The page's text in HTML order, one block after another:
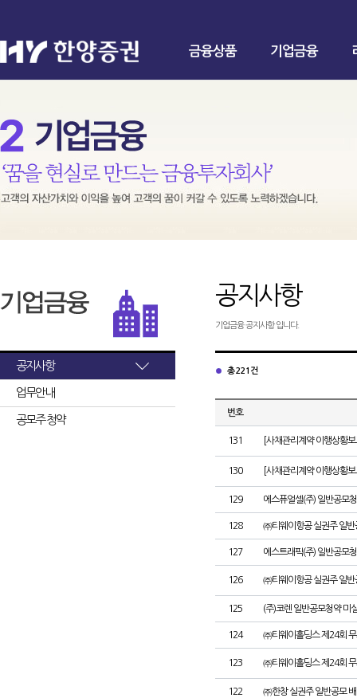
금융상품 기업금융
공지사항
업무안내
공모주 청약
공지사항
기업금융 공지사항 입니다.
총 221건
번호
131 [사채관리계약 이행상황
130 [사채관리계약 이행상황
129 에스퓨얼셀(주) 일반공모
128 ㈜티웨이항공 실권주 일반
127 에스트래픽(주) 일반공모
126 ㈜티웨이항공 실권주 일반
125 (주)코렌 일반공모청약 미
124 ㈜티웨이홀딩스 제24회
123 ㈜티웨이홀딩스 제24회
122 ㈜한창 실권주 일반공모